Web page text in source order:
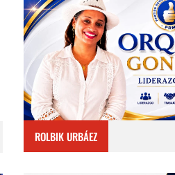
ROLBIK URBÁEZ